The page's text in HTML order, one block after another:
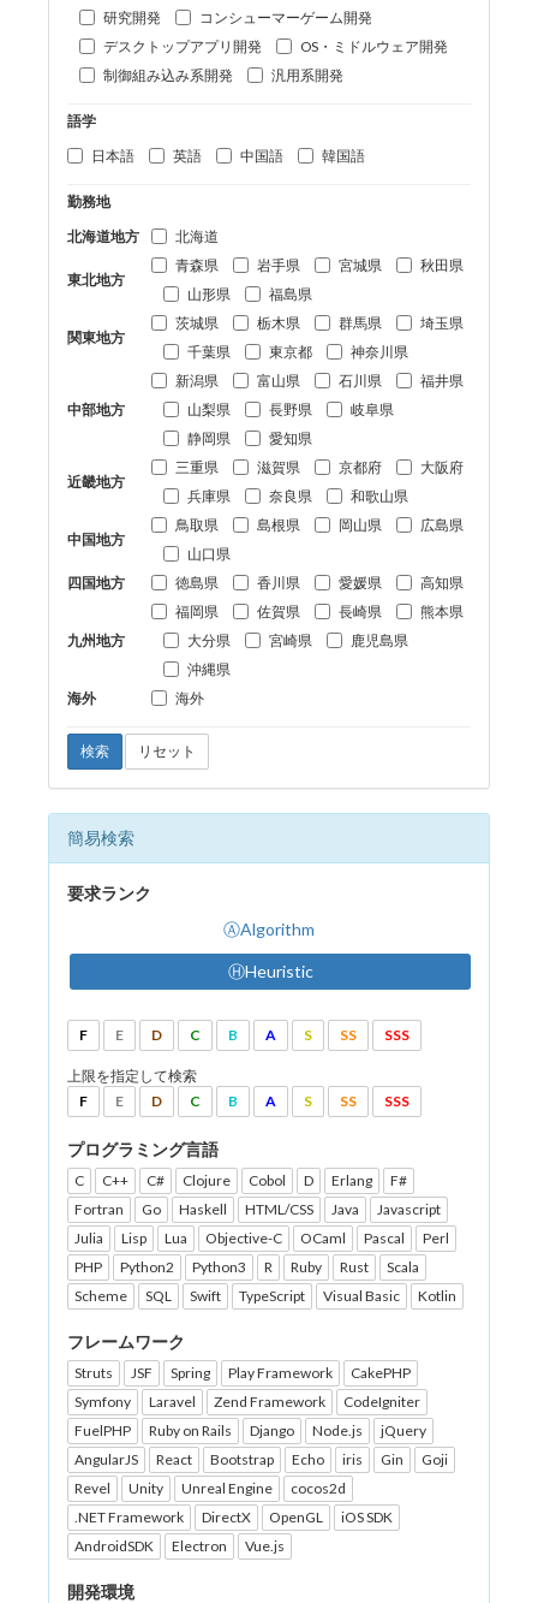
研究開発
コンシューマーゲーム開発
デスクトップアプリ開発
OS・ミドルウェア開発
制御組み込み系開発
汎用系開発
語学
日本語
英語 中国語 韓国語
勤務地
北海道地方
北海道
東北地方
青森県 岩手県 宮城県
秋田県
山形県
福島県
関東地方
茨城県 栃木県 群馬県
埼玉県
千葉県
東京都 神奈川県
中部地方
新潟県 富山県 石川県
福井県
山梨県
長野県
岐阜県
静岡県
愛知県
近畿地方
三重県 滋賀県 京都府
大阪府
兵庫県
奈良県 和歌山県
中国地方
鳥取県 島根県 岡山県
広島県
山口県
四国地方
徳島県 香川県 愛媛県 高知県
九州地方
福岡県 佐賀県 長崎県
熊本県
大分県
宮崎県
鹿児島県
沖縄県
海外
海外
検索 リセット
簡易検索
要求ランク
ⒶAlgorithm
ⒽHeuristic
F E D C B A S SS SSS
上限を指定して検索
F
E D C B A S SS SSS
プログラミング言語
C C++ C# Clojure Cobol D Erlang
F#
Fortran
Go Haskell HTML/CSS Java
Javascript
Julia
Lisp Lua Objective-C OCaml Pascal
Perl
PHP
Python2 Python3 R Ruby Rust
Scala
Scheme
SQL Swift TypeScript Visual Basic Kotlin
フレームワーク
Struts JSF Spring Play Framework
CakePHP
Symfony
Laravel Zend Framework
CodeIgniter
FuelPHP
Ruby on Rails Django Node.js
jQuery
AngularJS
React Bootstrap Echo iris Gin
Goji
Revel
Unity Unreal Engine
cocos2d
.NET Framework
DirectX OpenGL
iOS SDK
AndroidSDK
Electron Vue.js
開発環境